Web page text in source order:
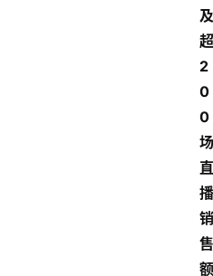
及
超
2
0
0
场
直
播
销
售
额